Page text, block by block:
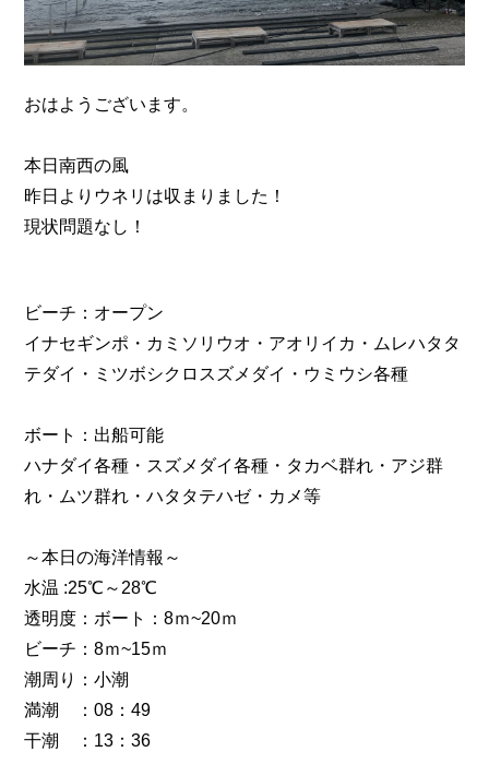
おはようございます。
本日南西の風
昨日よりウネリは収まりました！
現状問題なし！
ビーチ：オープン
イナセギンポ・カミソリウオ・アオリイカ・ムレハタタ
テダイ・ミツボシクロスズメダイ・ウミウシ各種
ボート：出船可能
ハナダイ各種・スズメダイ各種・タカベ群れ・アジ群
れ・ムツ群れ・ハタタテハゼ・カメ等
～本日の海洋情報～
水温 :25℃～28℃
透明度：ボート：8ｍ~20ｍ
ビーチ：8ｍ~15ｍ
潮周り：小潮
満潮 ：08：49
干潮 ：13：36